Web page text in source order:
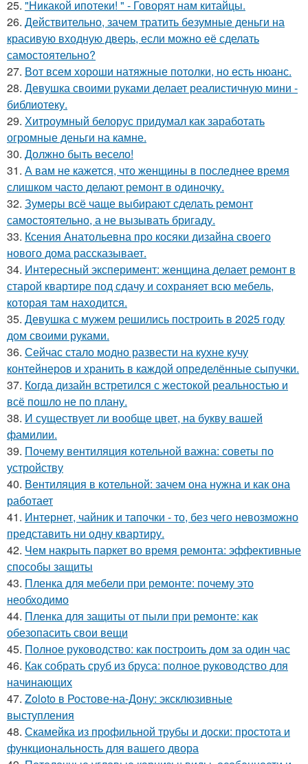
25. "Никакой ипотеки! " - Говорят нам китайцы.
26. Действительно, зачем тратить безумные деньги на
красивую входную дверь, если можно её сделать
самостоятельно?
27. Вот всем хороши натяжные потолки, но есть нюанс.
28. Девушка своими руками делает реалистичную мини -
библиотеку.
29. Хитроумный белорус придумал как заработать
огромные деньги на камне.
30. Должно быть весело!
31. А вам не кажется, что женщины в последнее время
слишком часто делают ремонт в одиночку.
32. Зумеры всё чаще выбирают сделать ремонт
самостоятельно, а не вызывать бригаду.
33. Ксения Анатольевна про косяки дизайна своего
нового дома рассказывает.
34. Интересный эксперимент: женщина делает ремонт в
старой квартире под сдачу и сохраняет всю мебель,
которая там находится.
35. Девушка с мужем решились построить в 2025 году
дом своими руками.
36. Сейчас стало модно развести на кухне кучу
контейнеров и хранить в каждой определённые сыпучки.
37. Когда дизайн встретился с жестокой реальностью и
всё пошло не по плану.
38. И существует ли вообще цвет, на букву вашей
фамилии.
39. Почему вентиляция котельной важна: советы по
устройству
40. Вентиляция в котельной: зачем она нужна и как она
работает
41. Интернет, чайник и тапочки - то, без чего невозможно
представить ни одну квартиру.
42. Чем накрыть паркет во время ремонта: эффективные
способы защиты
43. Пленка для мебели при ремонте: почему это
необходимо
44. Пленка для защиты от пыли при ремонте: как
обезопасить свои вещи
45. Полное руководство: как построить дом за один час
46. Как собрать сруб из бруса: полное руководство для
начинающих
47. Zoloto в Ростове-на-Дону: эксклюзивные
выступления
48. Скамейка из профильной трубы и доски: простота и
функциональность для вашего двора